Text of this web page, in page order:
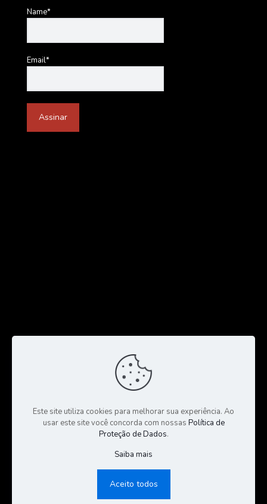
Name*
Email*
Publicidade
Este site utiliza cookies para melhorar sua experiência. Ao
usar este site você concorda com nossas Política de
Proteção de Dados.
Saiba mais
Aceito todos